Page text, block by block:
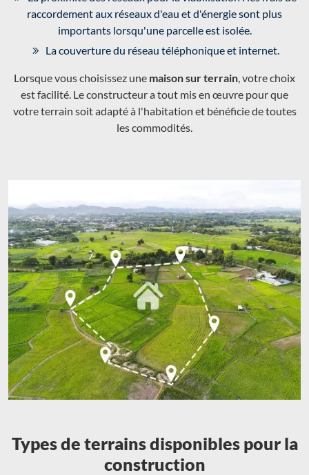
raccordement aux réseaux d'eau et d'énergie sont plus
importants lorsqu'une parcelle est isolée.
La couverture du réseau téléphonique et internet.
Lorsque vous choisissez une maison sur terrain , votre choix
est facilité. Le constructeur a tout mis en œuvre pour que
votre terrain soit adapté à l'habitation et bénéficie de toutes
les commodités.
Types de terrains disponibles pour la
construction